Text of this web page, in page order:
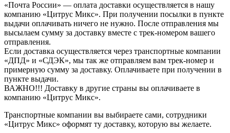
«Почта России» — оплата доставки осуществляется в нашу
компанию «Цитрус Микс». При получении посылки в пункте
выдачи оплачивать ничего не нужно. После отправления мы
высылаем сумму за доставку вместе с трек-номером вашего
отправления.
Если доставка осуществляется через транспортные компании
«ДПД» и «СДЭК», мы так же отправляем вам трек-номер и
примерную сумму за доставку. Оплачиваете при получении в
пункте выдачи.
ВАЖНО!!! Доставку в другие страны вы оплачиваете в
компанию «Цитрус Микс».
Транспортные компании вы выбираете сами, сотрудники
«Цитрус Микс» оформят ту доставку, которую вы желаете.